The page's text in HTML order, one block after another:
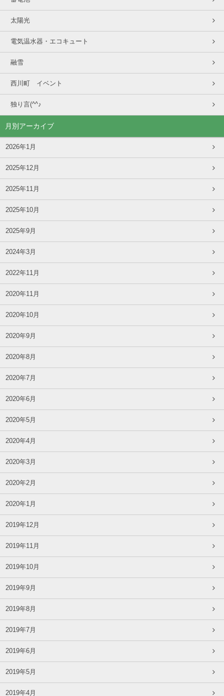
太陽光
電気温水器・エコキュート
融雪
西川町 イベント
独り言(^^♪
月別アーカイブ
2026年1月
2025年12月
2025年11月
2025年10月
2025年9月
2024年3月
2022年11月
2020年11月
2020年10月
2020年9月
2020年8月
2020年7月
2020年6月
2020年5月
2020年4月
2020年3月
2020年2月
2020年1月
2019年12月
2019年11月
2019年10月
2019年9月
2019年8月
2019年7月
2019年6月
2019年5月
2019年4月